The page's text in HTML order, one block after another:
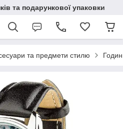
та подарункової упаковки
та предмети стилю